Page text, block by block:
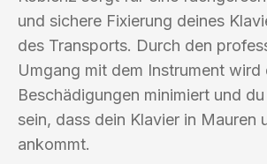
und sichere Fixierung deines
des Transports. Durch den
Umgang mit dem Instrument wird
Beschädigungen minimiert und
sein, dass dein Klavier in Mauren
ankommt.